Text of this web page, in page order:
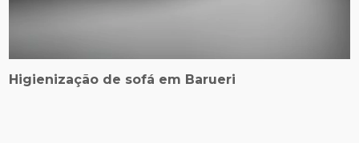
Higienização de sofá em Barueri